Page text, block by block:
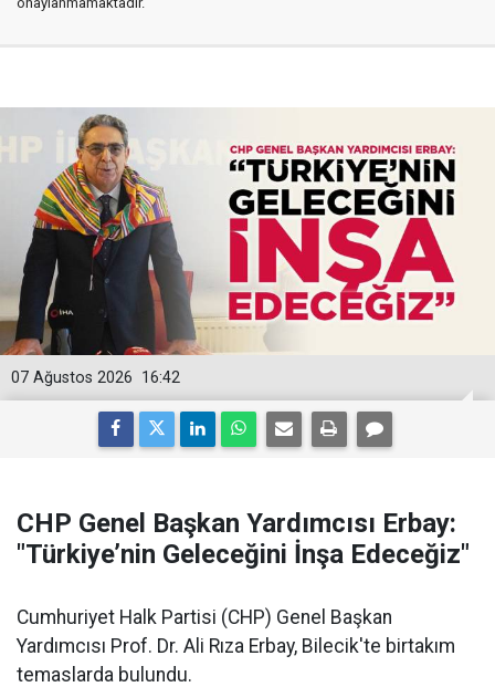
16:42
07 Ağustos 2026
CHP Genel Başkan Yardımcısı Erbay:
"Türkiye’nin Geleceğini İnşa Edeceğiz"
Cumhuriyet Halk Partisi (CHP) Genel Başkan
Yardımcısı Prof. Dr. Ali Rıza Erbay, Bilecik'te birtakım
temaslarda bulundu.